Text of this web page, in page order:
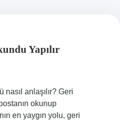
Yapılır
nasıl anlaşılır? Geri
okunup
en yaygın yolu, geri